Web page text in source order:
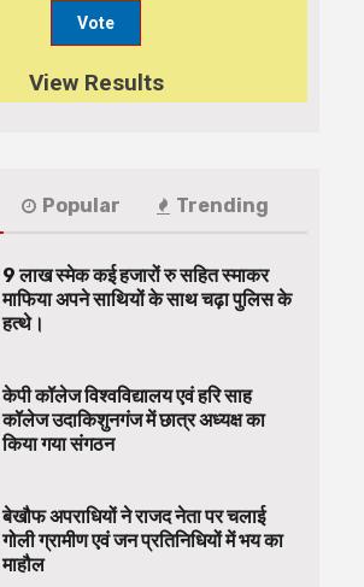
View Results
Popular Trending
9 लाख स्मेक कई हजारों रु सहित स्माकर
माफिया अपने साथियों के साथ चढ़ा पुलिस के
हत्थे।
केपी कॉलेज विश्वविद्यालय एवं हरि साह
कॉलेज उदाकिशुनगंज में छात्र अध्यक्ष का
किया गया संगठन
बेखौफ अपराधियों ने राजद नेता पर चलाई
गोली ग्रामीण एवं जन प्रतिनिधियों में भय का
माहौल